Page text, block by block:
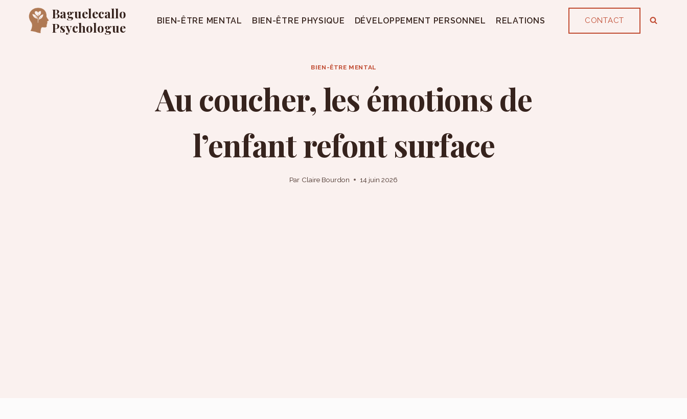
contenu
Baguelecallo
Psychologue
BIEN-ÊTRE MENTAL BIEN-ÊTRE PHYSIQUE DÉVELOPPEMENT PERSONNEL RELATIONS CONTACT
BIEN-ÊTRE MENTAL
Au coucher, les émotions de
l’enfant refont surface
Par Claire Bourdon 14 juin 2026